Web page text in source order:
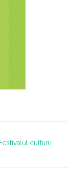
Festivalul culturii